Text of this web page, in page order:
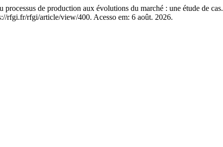
de production aux évolutions du marché : une étude de cas.
rfgi.fr/rfgi/article/view/400. Acesso em: 6 août. 2026.